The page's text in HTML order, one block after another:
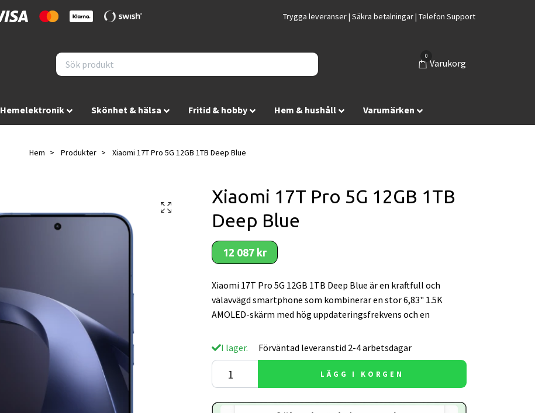
Trygga leveranser | Säkra betalningar | Telefon Support
0
Varukorg
Hemelektronik Skönhet & hälsa Fritid & hobby Hem & hushåll Varumärken
Hem Produkter Xiaomi 17T Pro 5G 12GB 1TB Deep Blue
Xiaomi 17T Pro 5G 12GB 1TB
Deep Blue
12 087 kr
Xiaomi 17T Pro 5G 12GB 1TB Deep Blue är en kraftfull och
välavvägd smartphone som kombinerar en stor 6,83" 1.5K
AMOLED-skärm med hög uppdateringsfrekvens och en
I lager. Förväntad leveranstid 2-4 arbetsdagar
LÄGG I KORGEN